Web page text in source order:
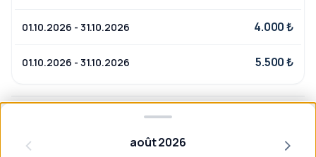
01.10.2026 - 31.10.2026 4.000 ₺
01.10.2026 - 31.10.2026 5.500 ₺
août 2026